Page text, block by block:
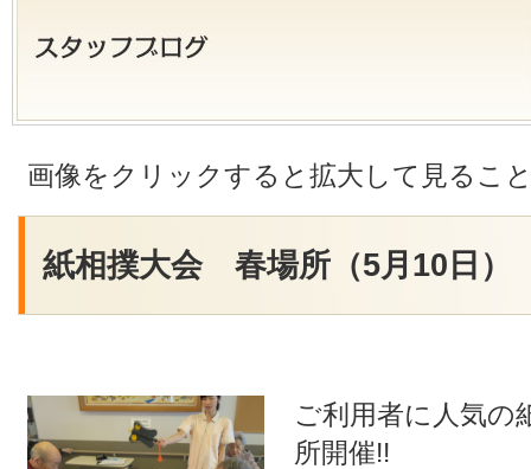
画像をクリックすると拡大して見るこ
紙相撲大会 春場所（5月10日）
ご利用者に人気の
所開催!!